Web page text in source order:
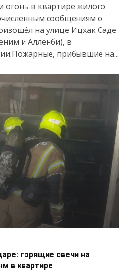
огонь в квартире жилого
сообщениям о
на улице Ицхак Саде
и Алленби), в
прибывшие на...
горящие свечи на
в квартире